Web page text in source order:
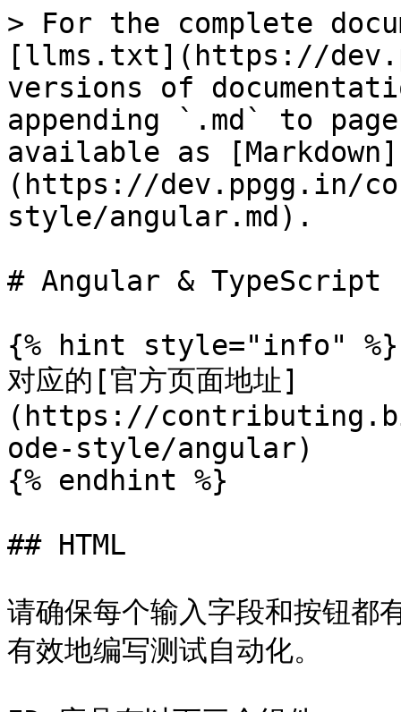
> For the complete
[llms.txt](https://
versions of
appending `.md` to
available as [Markdown]
(https://dev.ppgg.in/
style/angular.md).
# Angular & TypeScript
{% hint style="info" %}
对应的[官方页面地址]
(https://
ode-style/angular)
{% endhint %}
## HTML
请确保每个输入字段和按钮
有效地编写测试自动化。